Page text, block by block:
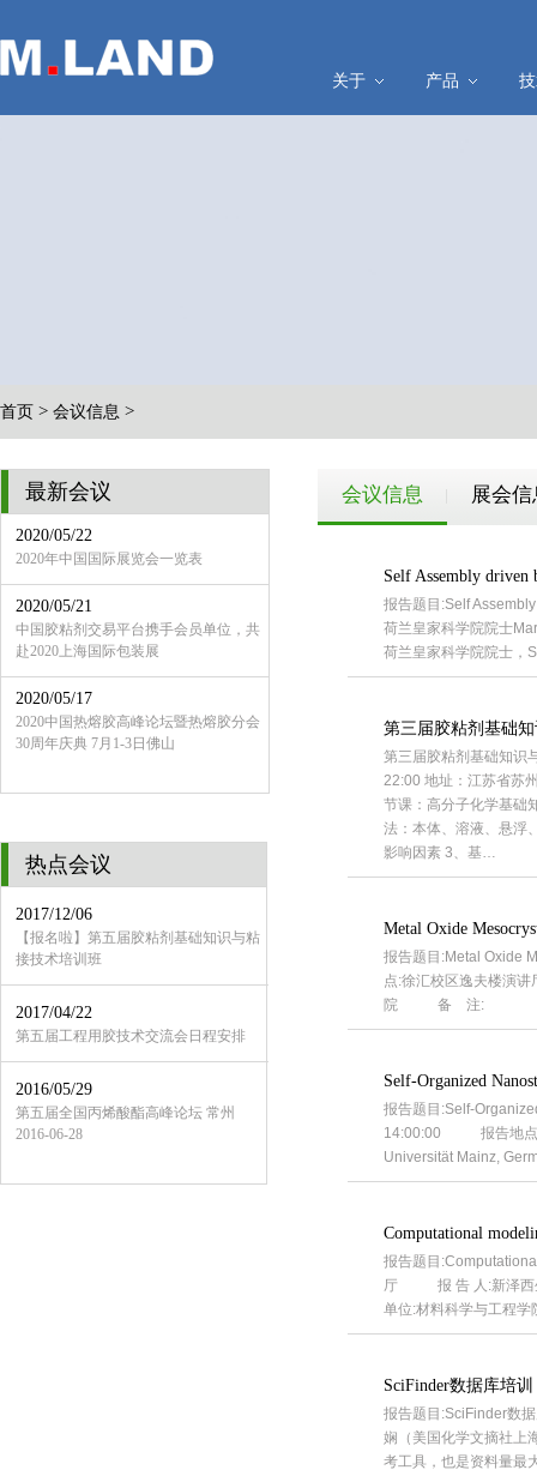
关于 产品
首页 > 会议信息 >
最新会议
2020/05/22
2020年中国国际展览会一览表
2020/05/21
中国胶粘剂交易平台携手会员单位，共
赴2020上海国际包装展
2020/05/17
2020中国热熔胶高峰论坛暨热熔胶分会
30周年庆典 7月1-3日佛山
热点会议
2017/12/06
【报名啦】第五届胶粘剂基础知识与粘
接技术培训班
2017/04/22
第五届工程用胶技术交流会日程安排
2016/05/29
第五届全国丙烯酸酯高峰论坛 常州
2016-06-28
会议信息 展会信
Self Assembly driven
报告题目:Self
荷兰皇家科学院院士
荷兰皇家科学院院士，
第三届胶粘剂基础
第三届胶粘剂基础知识
22:00 地址：江苏省苏
节课：高分子化学基础
法：本体、溶液、悬浮
影响因素 3、基…
Metal Oxide
报告题目:Metal
点:徐汇校区逸夫楼
院 备 注: Tetsuro
Self-Organized
报告题目:Self-
14:00:00 报告地点:
Universität Mainz,
Computational
报告题目
厅 报 告 人:新泽西生
单位:材料科学与工
SciFinder数据库培训
报告题目:SciFinder
娴（美国化学文摘社
考工具，也是资料量最